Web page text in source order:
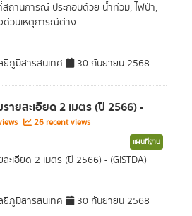
ถานการณ์ ประกอบด้วย น้ำท่วม, ไฟป่า,
ด่วนเหตุการณ์ต่าง
ยีภูมิสารสนเทศ 30 กันยายน 2568
ายละเอียด 2 เมตร (ปี 2566) -
26 recent views
แผนที่ฐาน
เอียด 2 เมตร (ปี 2566) - (GISTDA)
ยีภูมิสารสนเทศ 30 กันยายน 2568